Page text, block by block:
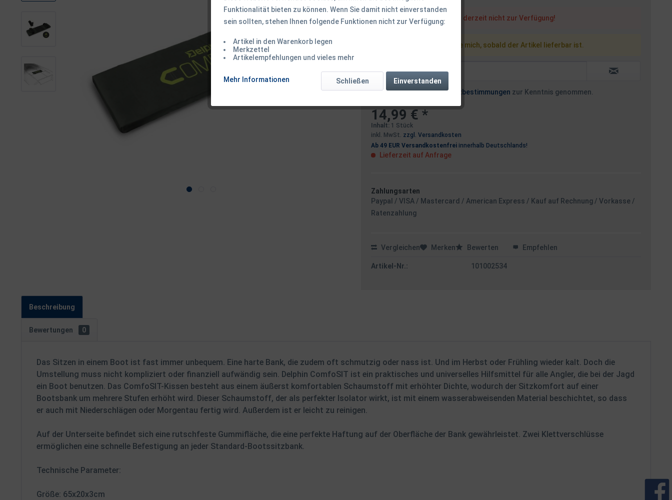
Dieser Artikel steht derzeit nicht zur Verfügung!
Benachrichtigen Sie mich, sobald der Artikel lieferbar ist.
Ich habe dieDatenschutzbestimmungen zur Kenntnis genommen.
14,99 € *
Inhalt: 1 Stück
inkl. MwSt. zzgl. Versandkosten
Ab 49 EUR Versandkostenfrei innerhalb Deutschlands!
Lieferzeit auf Anfrage
Zahlungsarten
Paypal / VISA / Mastercard / American Express / Kauf auf Rechnung / Vorkasse /
Ratenzahlung
Vergleichen Merken Bewerten Empfehlen
Artikel-Nr.: 101002534
Beschreibung
Bewertungen 0
Das Sitzen in einem Boot ist fast immer unbequem. Eine harte Bank, die zudem oft schmutzig oder nass ist. Und im Herbst oder Frühling wieder kalt. Doch die
Umstellung muss nicht kompliziert oder finanziell aufwändig sein. Delphin ComfoSIT ist ein praktisches und universelles Hilfsmittel für alle Angler, die bei der Jagd
ein Boot benutzen. Das ComfoSIT-Kissen besteht aus einem äußerst komfortablen Schaumstoff mit erhöhter Dichte, wodurch der Sitzkomfort auf einer
Bootsbank um mehrere Stufen erhöht wird. Dieser Schaumstoff, der als perfekter Isolator wirkt, ist mit einem wasserabweisenden Material beschichtet, so dass
er auch mit Niederschlägen oder Morgentau fertig wird. Außerdem ist er leicht zu reinigen.
Auf der Unterseite befindet sich eine rutschfeste Gummifläche, die eine perfekte Haftung auf der Oberfläche der Bank gewährleistet. Zwei Klettverschlüsse
ermöglichen eine schnelle Befestigung an jeder Standard-Bootssitzbank.
Technische Parameter:
Größe: 65x20x3cm
Funktionalität bieten zu können. Wenn Sie damit nicht einverstanden
sein sollten, stehen Ihnen folgende Funktionen nicht zur Verfügung:
Artikel in den Warenkorb legen
Merkzettel
Artikelempfehlungen und vieles mehr
Mehr Informationen Einverstanden
Schließen